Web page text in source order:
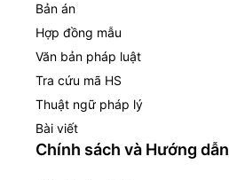
Bản án
Hợp đồng mẫu
Văn bản pháp luật
Tra cứu mã HS
Thuật ngữ pháp lý
Bài viết
Chính sách và Hướng dẫn